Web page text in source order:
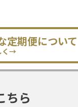
定期便について
く→
ちら